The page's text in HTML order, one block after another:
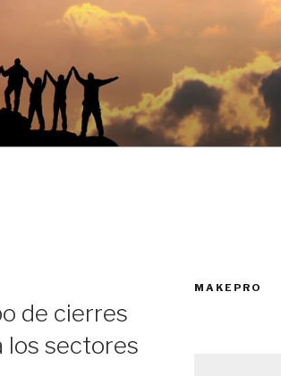
de cierres
los sectores
MAKEPRO